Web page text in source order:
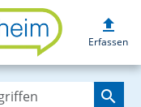
Neudorf
upload
Erfassen
search